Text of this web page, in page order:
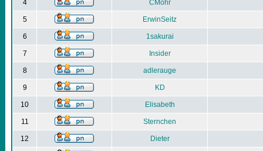
4 CMohr
5 ErwinSeitz
6 1sakurai
7 Insider
8 adlerauge
9 KD
10 Elisabeth
11 Sternchen
12 Dieter